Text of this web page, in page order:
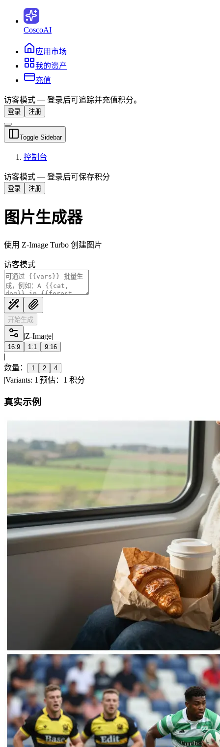
CoscoAI
应用市场
我的资产
充值
访客模式 — 登录后可追踪并充值积分。
登录 注册
Toggle Sidebar
控制台
访客模式 — 登录后可保存积分
登录 注册
图片生成器
使用 Z-Image Turbo 创建图片
访客模式
开始生成
|Z-Image|
16:9 1:1 9:16
|
数量：
1 2 4
|Variants: 1 |预估：1 积分
真实示例